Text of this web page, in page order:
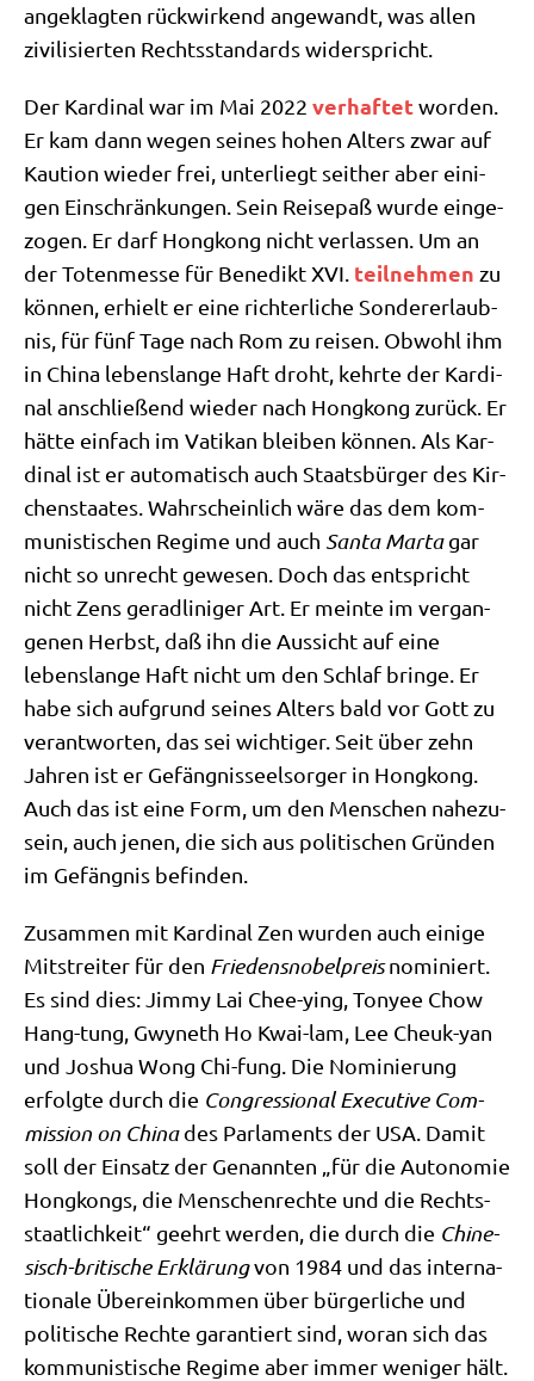
an­ge­klag­ten rück­wir­kend ange­wandt, was allen
zivi­li­sier­ten Rechts­stan­dards widerspricht.
Der Kar­di­nal war im Mai 2022 ver­haf­tetwor­den.
Er kam dann wegen sei­nes hohen Alters zwar auf
Kau­ti­on wie­der frei, unter­liegt seit­her aber eini­
gen Ein­schrän­kun­gen. Sein Rei­se­paß wur­de ein­ge­
zo­gen. Er darf Hong­kong nicht ver­las­sen. Um an
der Toten­mes­se für Bene­dikt XVI. teil­neh­men zu
kön­nen, erhielt er eine rich­ter­li­che Son­der­er­laub­
nis, für fünf Tage nach Rom zu rei­sen. Obwohl ihm
in Chi­na lebens­lan­ge Haft droht, kehr­te der Kar­di­
nal anschlie­ßend wie­der nach Hong­kong zurück. Er
hät­te ein­fach im Vati­kan blei­ben kön­nen. Als Kar­
di­nal ist er auto­ma­tisch auch Staats­bür­ger des Kir­
chen­staa­tes. Wahr­schein­lich wäre das dem kom­
mu­ni­sti­schen Regime und auch San­ta Mar­tagar
nicht so unrecht gewe­sen. Doch das ent­spricht
nicht Zens gerad­li­ni­ger Art. Er mein­te im ver­gan­
ge­nen Herbst, daß ihn die Aus­sicht auf eine
lebens­lan­ge Haft nicht um den Schlaf brin­ge. Er
habe sich auf­grund sei­nes Alters bald vor Gott zu
ver­ant­wor­ten, das sei wich­ti­ger. Seit über zehn
Jah­ren ist er Gefäng­nis­seel­sor­ger in Hong­kong.
Auch das ist eine Form, um den Men­schen nahe­zu­
sein, auch jenen, die sich aus poli­ti­schen Grün­den
im Gefäng­nis befinden.
Zusam­men mit Kar­di­nal Zen wur­den auch eini­ge
Mit­strei­ter für den Frie­dens­no­bel­preisnomi­niert.
Es sind dies: Jim­my Lai Chee-ying, Tonyee Chow
Hang-tung, Gwy­neth Ho Kwai-lam, Lee Cheuk-yan
und Joshua Wong Chi-fung. Die Nomi­nie­rung
erfolg­te durch die Con­gres­sio­nal Exe­cu­ti­ve Com­
mis­si­on on Chi­nades Par­la­ments der USA. Damit
soll der Ein­satz der Genann­ten „für die Auto­no­mie
Hong­kongs, die Men­schen­rech­te und die Rechts­
staat­lich­keit“ geehrt wer­den, die durch die Chi­ne­
sisch-bri­ti­sche Erklä­rungvon 1984 und das inter­na­
tio­na­le Über­ein­kom­men über bür­ger­li­che und
poli­ti­sche Rech­te garan­tiert sind, wor­an sich das
kom­mu­ni­sti­sche Regime aber immer weni­ger hält.